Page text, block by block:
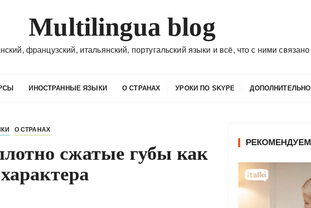
Multilingua blog
французский, итальянский, португальский языки и всё, что с ними связано
ИНОСТРАННЫЕ ЯЗЫКИ О СТРАНАХ УРОКИ ПО SKYPE ДОПОЛНИТЕЛЬНО
О СТРАНАХ
сжатые губы как
РЕКОМЕНДУЕМ